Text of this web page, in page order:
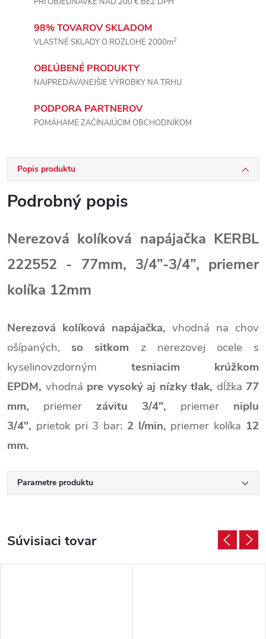
98% TOVAROV SKLADOM
VLASTNÉ SKLADY O ROZLOHE 2000m2
OBĽÚBENÉ PRODUKTY
NAJPREDÁVANEJŠIE VÝROBKY NA TRHU
PODPORA PARTNEROV
POMÁHAME ZAČÍNAJÚCIM OBCHODNÍKOM
Popis produktu
Podrobný popis
Nerezová kolíková napájačka KERBL
222552 - 77mm, 3/4”-3/4”, priemer
kolíka 12mm
Nerezová kolíková napájačka, vhodná na chov
ošípaných,so sitkom z nerezovej ocele s
kyselinovzdorným tesniacim krúžkom
EPDM, vhodná pre vysoký aj nízky tlak, dĺžka 77
mm, priemer závitu 3/4", priemer niplu
3/4", prietok pri 3 bar: 2 l/min, priemer kolíka 12
mm.
Parametre produktu
Súvisiaci tovar